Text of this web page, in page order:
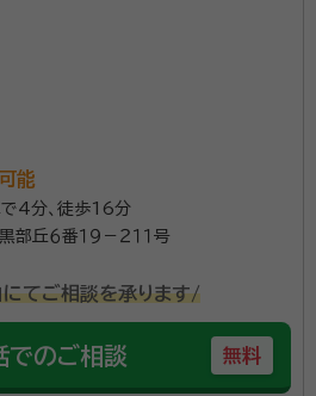
会
能
4分、徒歩16分
丘６番１９－２１１号
にてご相談を承ります/
でのご相談 無料